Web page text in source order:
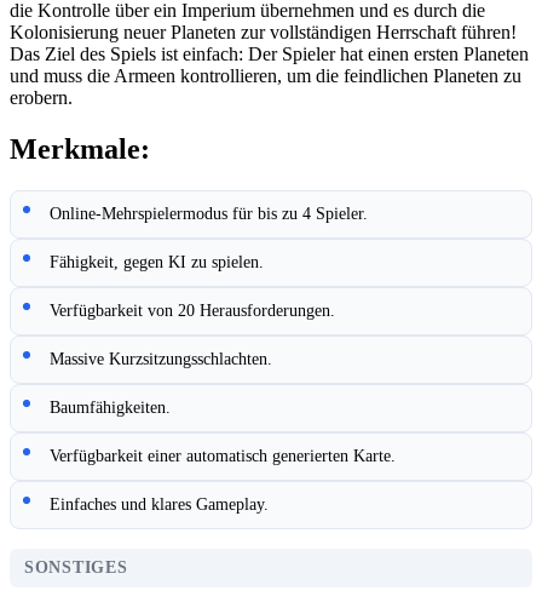
die Kontrolle über ein Imperium übernehmen und es durch die
Kolonisierung neuer Planeten zur vollständigen Herrschaft führen!
Das Ziel des Spiels ist einfach: Der Spieler hat einen ersten Planeten
und muss die Armeen kontrollieren, um die feindlichen Planeten zu
erobern.
Merkmale:
Online-Mehrspielermodus für bis zu 4 Spieler.
Fähigkeit, gegen KI zu spielen.
Verfügbarkeit von 20 Herausforderungen.
Massive Kurzsitzungsschlachten.
Baumfähigkeiten.
Verfügbarkeit einer automatisch generierten Karte.
Einfaches und klares Gameplay.
SONSTIGES